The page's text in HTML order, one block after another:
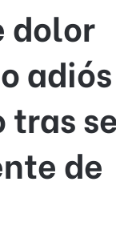
dolor
adiós
tras
de